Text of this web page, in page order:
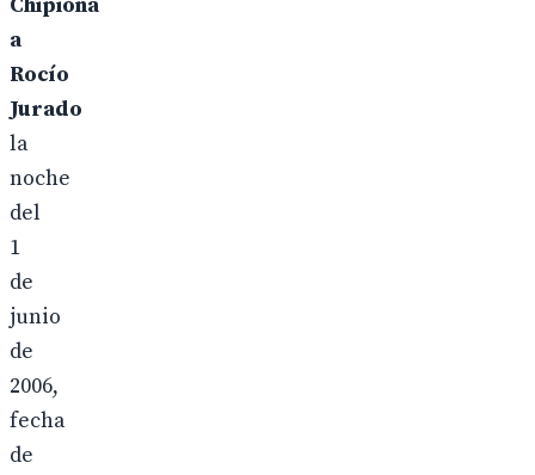
a
Rocío
Jurado
la
noche
del
1
de
junio
de
2006,
fecha
de